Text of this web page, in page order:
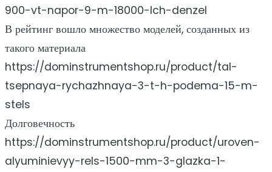
900-vt-napor-9-m-18000-lch-denzel
В рейтинг вошло множество моделей, созданных из
такого материала
https://dominstrumentshop.ru/product/tal-
tsepnaya-rychazhnaya-3-t-h-podema-15-m-
stels
Долговечность
https://dominstrumentshop.ru/product/uroven-
alyuminievyy-rels-1500-mm-3-glazka-1-